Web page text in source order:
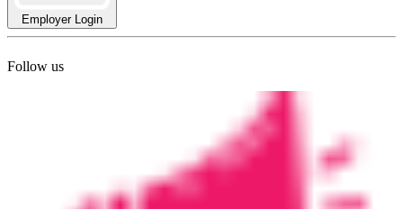
Employer Login
Follow us